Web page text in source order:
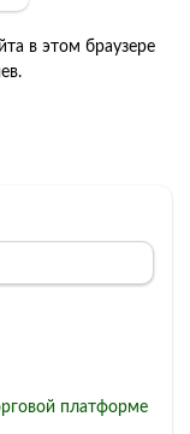
в этом браузере
платформе